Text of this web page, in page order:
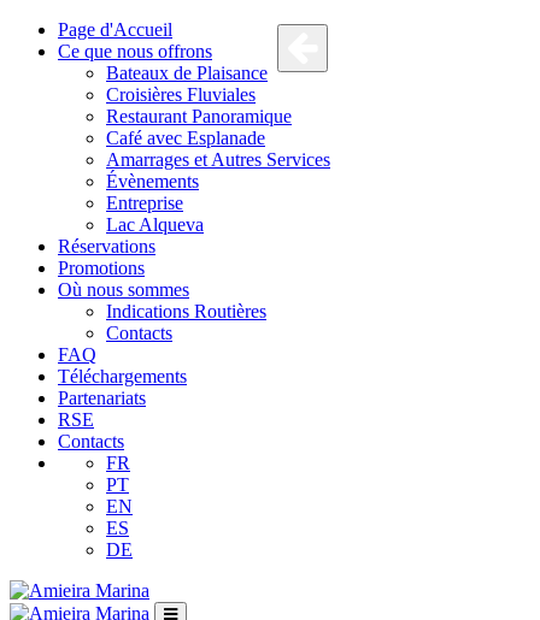
Page d'Accueil
Ce que nous offrons
Bateaux de Plaisance
Croisières Fluviales
Restaurant Panoramique
Café avec Esplanade
Amarrages et Autres Services
Évènements
Entreprise
Lac Alqueva
Réservations
Promotions
Où nous sommes
Indications Routières
Contacts
FAQ
Téléchargements
Partenariats
RSE
Contacts
FR
PT
EN
ES
DE